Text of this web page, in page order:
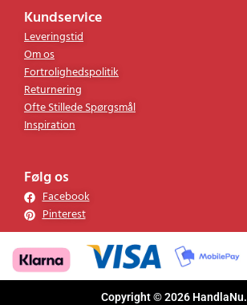
Kundservice
Leveringstid
Om os
Fortrolighedspolitik
Returnering
Ofte Stillede Spørgsmål
Inspiration
Følg os
Facebook
Pinterest
Copyright © 2026